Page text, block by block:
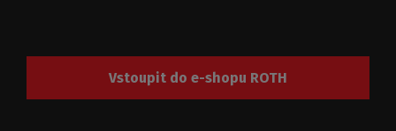
Vstoupit do e-shopu ROTH